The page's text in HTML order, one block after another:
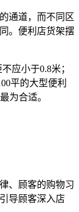
通道，而不同区
。便利店货架摆
应小于0.8米；
平的大型便利
为合适。
、顾客的购物习
导顾客深入店